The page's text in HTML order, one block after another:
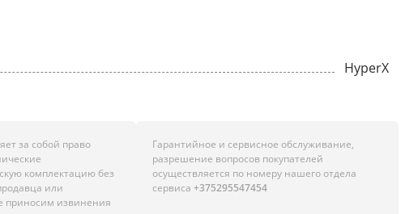
HyperX
за собой право
комплектацию без
или
приносим извинения
Гарантийное и сервисное обслуживание,
разрешение вопросов покупателей
осуществляется по номеру нашего отдела
сервиса +375295547454